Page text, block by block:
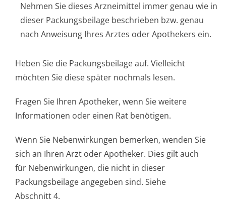
Nehmen Sie dieses Arzneimittel immer genau wie in
dieser Packungsbeilage beschrieben bzw. genau
nach Anweisung Ihres Arztes oder Apothekers ein.
Heben Sie die Packungsbeilage auf. Vielleicht
möchten Sie diese später nochmals lesen.
Fragen Sie Ihren Apotheker, wenn Sie weitere
Informationen oder einen Rat benötigen.
Wenn Sie Nebenwirkungen bemerken, wenden Sie
sich an Ihren Arzt oder Apotheker. Dies gilt auch
für Nebenwirkungen, die nicht in dieser
Packungsbeilage angegeben sind. Siehe
Abschnitt 4.